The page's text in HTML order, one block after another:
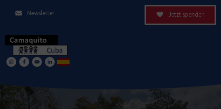
Newsletter Jetzt spenden